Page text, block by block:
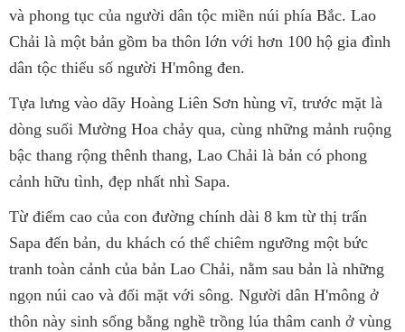
và phong tục của người dân tộc miền núi phía Bắc. Lao
Chải là một bản gồm ba thôn lớn với hơn 100 hộ gia đình
dân tộc thiểu số người H'mông đen.
Tựa lưng vào dãy Hoàng Liên Sơn hùng vĩ, trước mặt là
dòng suối Mường Hoa chảy qua, cùng những mảnh ruộng
bậc thang rộng thênh thang, Lao Chải là bản có phong
cảnh hữu tình, đẹp nhất nhì Sapa.
Từ điểm cao của con đường chính dài 8 km từ thị trấn
Sapa đến bản, du khách có thể chiêm ngưỡng một bức
tranh toàn cảnh của bản Lao Chải, nằm sau bản là những
ngọn núi cao và đối mặt với sông. Người dân H'mông ở
thôn này sinh sống bằng nghề trồng lúa thâm canh ở vùng